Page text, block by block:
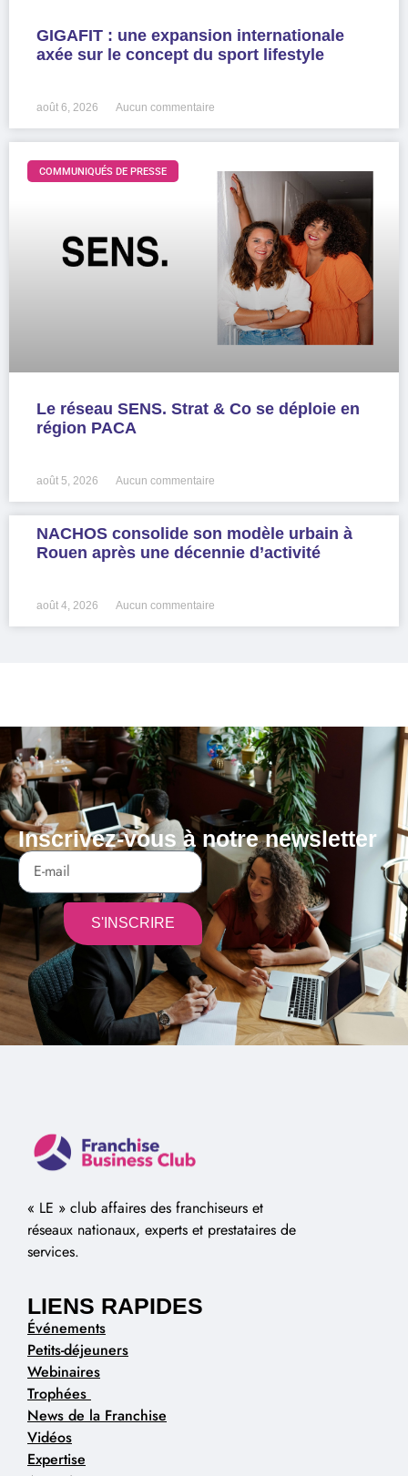
GIGAFIT : une expansion internationale
axée sur le concept du sport lifestyle
août 6, 2026 Aucun commentaire
COMMUNIQUÉS DE PRESSE
Le réseau SENS. Strat & Co se déploie en
région PACA
août 5, 2026 Aucun commentaire
NACHOS consolide son modèle urbain à
Rouen après une décennie d’activité
août 4, 2026 Aucun commentaire
Inscrivez-vous à notre newsletter
S'INSCRIRE
Alternative:
« LE » club affaires des franchiseurs et
réseaux nationaux, experts et prestataires de
services.
LIENS RAPIDES
Événements
Petits-déjeuners
Webinaires
Trophées
News de la Franchise
Vidéos
Expertise